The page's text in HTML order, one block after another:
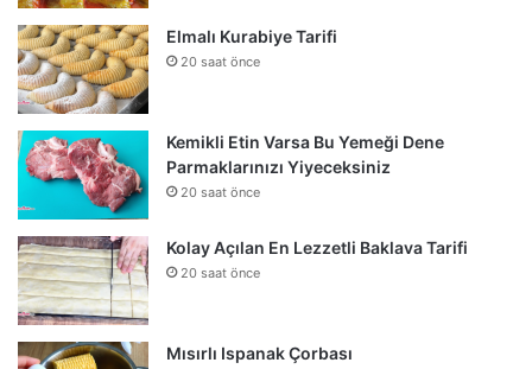
Elmalı Kurabiye Tarifi
20 saat önce
Kemikli Etin Varsa Bu Yemeği Dene
Parmaklarınızı Yiyeceksiniz
20 saat önce
Kolay Açılan En Lezzetli Baklava Tarifi
20 saat önce
Mısırlı Ispanak Çorbası